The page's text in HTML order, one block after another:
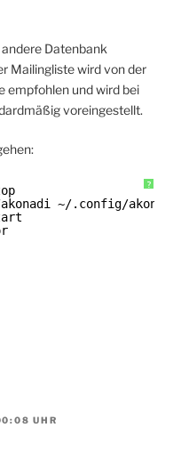
Datenbank
Mailingliste wird von der
empfohlen und wird bei
voreingestellt.
?
~/.config/akonadi
UHR